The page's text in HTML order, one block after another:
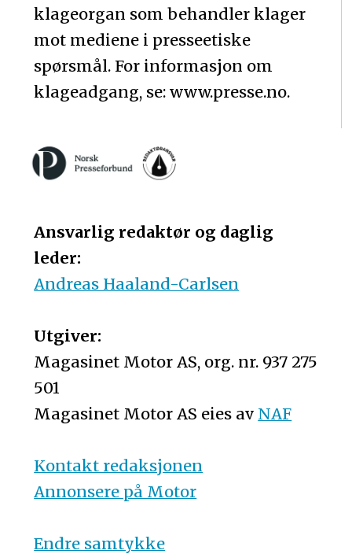
klageorgan som behandler klager
mot mediene i presseetiske
spørsmål. For informasjon om
klageadgang, se: www.presse.no.
Ansvarlig redaktør og daglig
leder:
Andreas Haaland-Carlsen
Utgiver:
Magasinet Motor AS, org. nr. 937 275
501
Magasinet Motor AS eies av NAF
Kontakt redaksjonen
Annonsere på Motor
Endre samtykke